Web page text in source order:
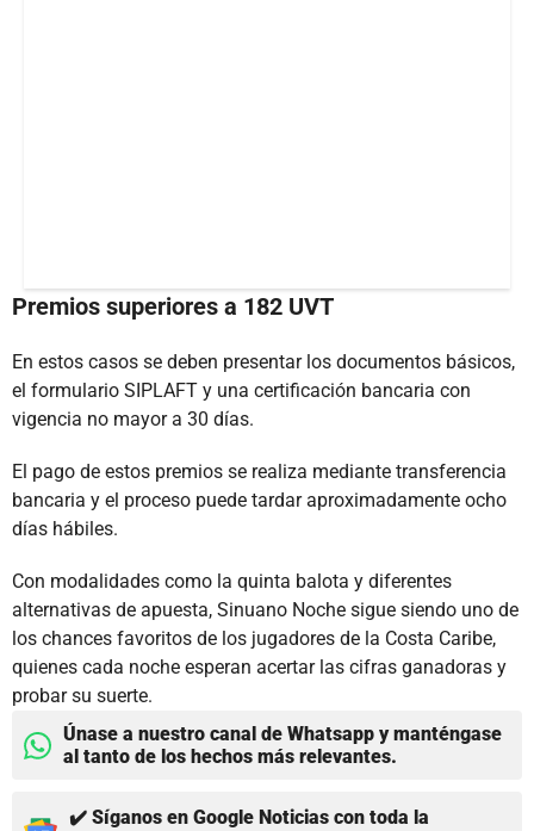
Premios superiores a 182 UVT
En estos casos se deben presentar los documentos básicos,
el formulario SIPLAFT y una certificación bancaria con
vigencia no mayor a 30 días.
El pago de estos premios se realiza mediante transferencia
bancaria y el proceso puede tardar aproximadamente ocho
días hábiles.
Con modalidades como la quinta balota y diferentes
alternativas de apuesta, Sinuano Noche sigue siendo uno de
los chances favoritos de los jugadores de la Costa Caribe,
quienes cada noche esperan acertar las cifras ganadoras y
probar su suerte.
Únase a nuestro canal de Whatsapp y manténgase
al tanto de los hechos más relevantes.
✔️ Síganos en Google Noticias con toda la